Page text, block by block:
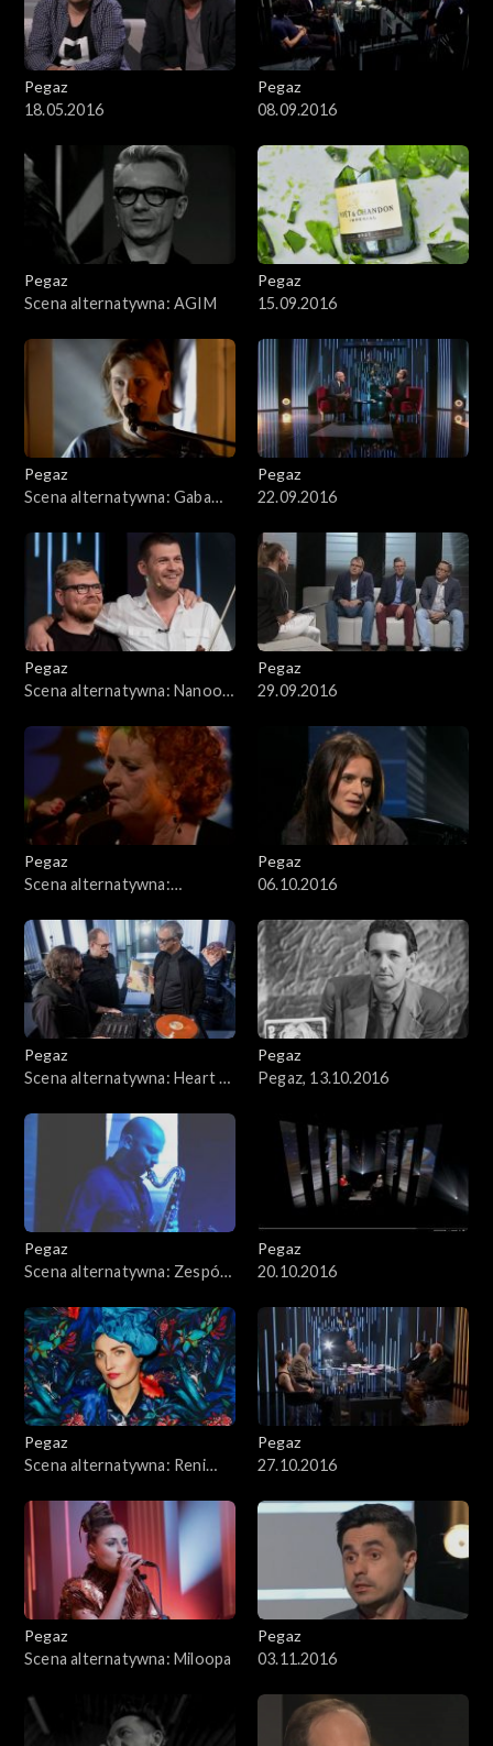
Pegaz
18.05.2016
Pegaz
08.09.2016
Pegaz
Scena alternatywna: AGIM
Pegaz
15.09.2016
Pegaz
Scena alternatywna: Gaba
Pegaz
22.09.2016
Pegaz
Scena alternatywna: Nanook
Pegaz
29.09.2016
Pegaz
Scena alternatywna:
Rogiński
Pegaz
06.10.2016
Pegaz
Scena alternatywna: Heart &
Pegaz
Pegaz, 13.10.2016
Pegaz
Scena alternatywna: Zespół
Pegaz
20.10.2016
Pegaz
Scena alternatywna: Reni
Pegaz
27.10.2016
Pegaz
Scena alternatywna: Miloopa
Pegaz
03.11.2016